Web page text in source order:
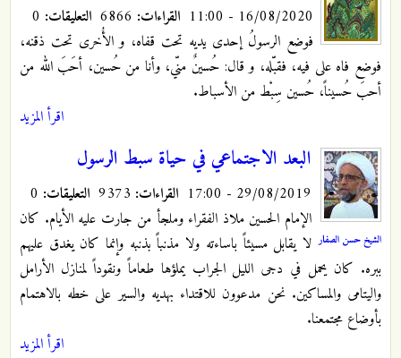
16/08/2020 - 11:00 القراءات: التعليقات:
فوضع الرسولُ إحدى يديه تحت قفاه، و الأُخرى تحت ذقنه،
فوضع فاه على فيه، فقبّله، و قال: حُسينٌ منّي، وأنا من حُسين، أحَبَ الله من
أحبَ حُسيناً، حُسين سِبْط من الأسباط.
اقرأ المزيد
الشيخ حسن الصفار
البعد الاجتماعي في حياة سبط الرسول
29/08/2019 - 17:00 القراءات: التعليقات:
الإمام الحسين ملاذ الفقراء وملجأ من جارت عليه الأيام. كان
لا يقابل مسيئاً باساءته ولا مذنباً بذنبه وإنما كان يغدق عليهم
ببره. كان يحمل في دجى الليل الجراب يملؤها طعاماً ونقوداً لمنازل الأرامل
واليتامى والمساكين. نحن مدعوون للاقتداء بهديه والسير على خطه بالاهتمام
بأوضاع مجتمعنا.
اقرأ المزيد